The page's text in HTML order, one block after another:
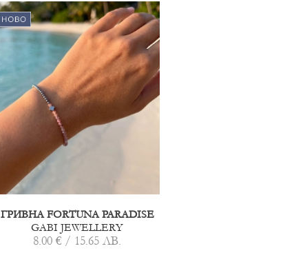
ГРИВНА FORTUNA PARADISE
GABI JEWELLERY
8.00 € / 15.65 ЛВ.